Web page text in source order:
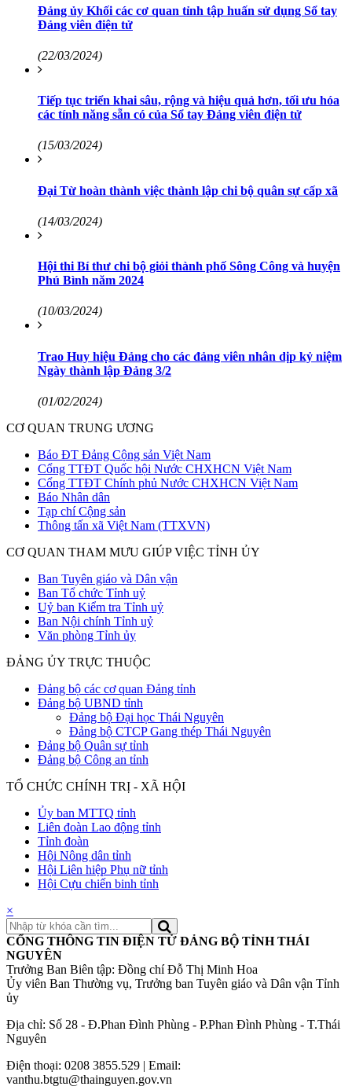
Đảng ủy Khối các cơ quan tỉnh tập huấn sử dụng Sổ tay
Đảng viên điện tử
(22/03/2024)
Tiếp tục triển khai sâu, rộng và hiệu quả hơn, tối ưu hóa
các tính năng sẵn có của Sổ tay Đảng viên điện tử
(15/03/2024)
Đại Từ hoàn thành việc thành lập chi bộ quân sự cấp xã
(14/03/2024)
Hội thi Bí thư chi bộ giỏi thành phố Sông Công và huyện
Phú Bình năm 2024
(10/03/2024)
Trao Huy hiệu Đảng cho các đảng viên nhân dịp kỷ niệm
Ngày thành lập Đảng 3/2
(01/02/2024)
CƠ QUAN TRUNG ƯƠNG
Báo ĐT Đảng Cộng sản Việt Nam
Cổng TTĐT Quốc hội Nước CHXHCN Việt Nam
Cổng TTĐT Chính phủ Nước CHXHCN Việt Nam
Báo Nhân dân
Tạp chí Cộng sản
Thông tấn xã Việt Nam (TTXVN)
CƠ QUAN THAM MƯU GIÚP VIỆC TỈNH ỦY
Ban Tuyên giáo và Dân vận
Ban Tổ chức Tỉnh uỷ
Uỷ ban Kiểm tra Tỉnh uỷ
Ban Nội chính Tỉnh uỷ
Văn phòng Tỉnh ủy
ĐẢNG ỦY TRỰC THUỘC
Đảng bộ các cơ quan Đảng tỉnh
Đảng bộ UBND tỉnh
Đảng bộ Đại học Thái Nguyên
Đảng bộ CTCP Gang thép Thái Nguyên
Đảng bộ Quân sự tỉnh
Đảng bộ Công an tỉnh
TỔ CHỨC CHÍNH TRỊ - XÃ HỘI
Ủy ban MTTQ tỉnh
Liên đoàn Lao động tỉnh
Tỉnh đoàn
Hội Nông dân tỉnh
Hội Liên hiệp Phụ nữ tỉnh
Hội Cựu chiến binh tỉnh
×
CỔNG THÔNG TIN ĐIỆN TỬ ĐẢNG BỘ TỈNH THÁI
NGUYÊN
Trưởng Ban Biên tập: Đồng chí Đỗ Thị Minh Hoa
Ủy viên Ban Thường vụ, Trưởng ban Tuyên giáo và Dân vận Tỉnh
ủy
Địa chỉ: Số 28 - Đ.Phan Đình Phùng - P.Phan Đình Phùng - T.Thái
Nguyên
Điện thoại: 0208 3855.529 | Email:
vanthu.btgtu@thainguyen.gov.vn